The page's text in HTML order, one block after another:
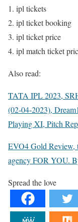
ipl tickets
ipl ticket booking
ipl ticket price
ipl match ticket
Also read:
TATA IPL 2023,
(02-04-2023),
Playing XI, Pitch
EVO4 Gold Review,
agency FOR YOU.
Spread the love